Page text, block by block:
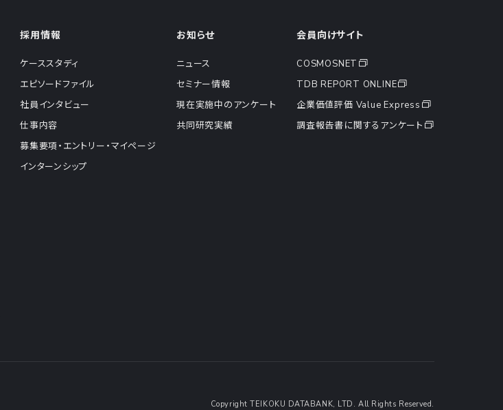
採用情報
ケーススタディ
エピソードファイル
社員インタビュー
仕事内容
募集要項・エントリー・マイページ
インターンシップ
お知らせ
ニュース
セミナー情報
現在実施中のアンケート
共同研究実績
会員向けサイト
COSMOSNET
TDB REPORT ONLINE
企業価値評価 Value Express
調査報告書に関するアンケート
Copyright TEIKOKU DATABANK, LTD. All Rights Reserved.